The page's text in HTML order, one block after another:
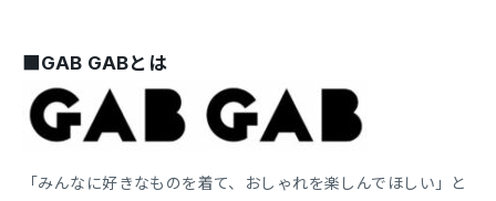
■GAB GABとは
「みんなに好きなものを着て、おしゃれを楽しんでほしい」と